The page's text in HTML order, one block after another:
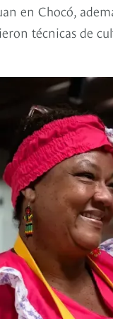
en Chocó,
técnicas de